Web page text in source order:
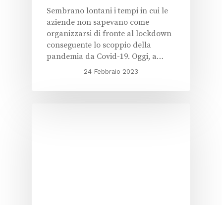
Sembrano lontani i tempi in cui le
aziende non sapevano come
organizzarsi di fronte al lockdown
conseguente lo scoppio della
pandemia da Covid-19. Oggi, a…
24 Febbraio 2023